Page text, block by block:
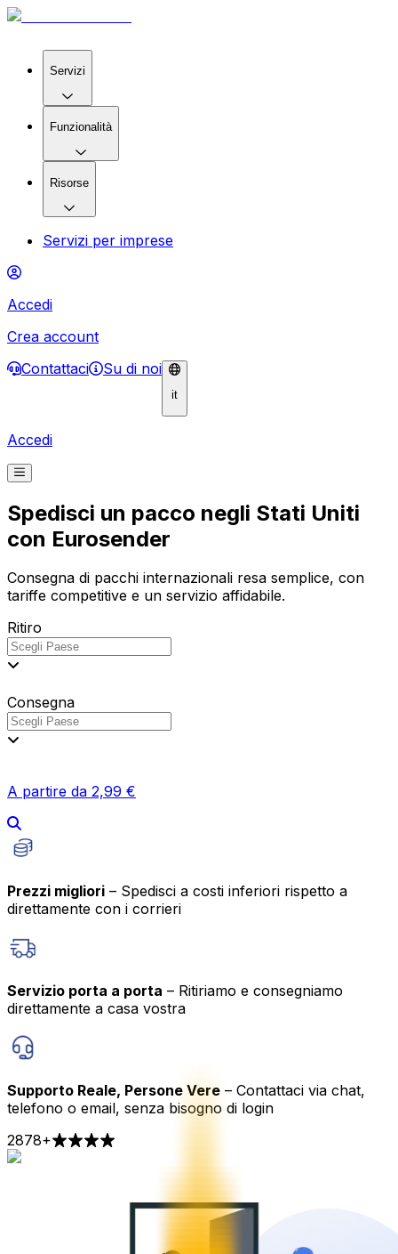
Servizi
Funzionalità
Risorse
Servizi per imprese
Accedi
Crea account
Contattaci
Su di noi
it
Accedi
Spedisci un pacco negli Stati Uniti
con Eurosender
Consegna di pacchi internazionali resa semplice, con
tariffe competitive e un servizio affidabile.
Ritiro
Consegna
A partire da 2,99 €
Prezzi migliori – Spedisci a costi inferiori rispetto a
direttamente con i corrieri
Servizio porta a porta – Ritiriamo e consegniamo
direttamente a casa vostra
Supporto Reale, Persone Vere – Contattaci via chat,
telefono o email, senza bisogno di login
2878+